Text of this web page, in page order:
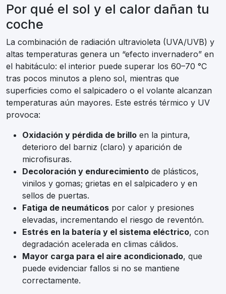
Por qué el sol y el calor dañan tu
coche
La combinación de radiación ultravioleta (UVA/UVB) y
altas temperaturas genera un “efecto invernadero” en
el habitáculo: el interior puede superar los 60–70 °C
tras pocos minutos a pleno sol, mientras que
superficies como el salpicadero o el volante alcanzan
temperaturas aún mayores. Este estrés térmico y UV
provoca:
Oxidación y pérdida de brillo en la pintura,
deterioro del barniz (claro) y aparición de
microfisuras.
Decoloración y endurecimiento de plásticos,
vinilos y gomas; grietas en el salpicadero y en
sellos de puertas.
Fatiga de neumáticos por calor y presiones
elevadas, incrementando el riesgo de reventón.
Estrés en la batería y el sistema eléctrico, con
degradación acelerada en climas cálidos.
Mayor carga para el aire acondicionado, que
puede evidenciar fallos si no se mantiene
correctamente.